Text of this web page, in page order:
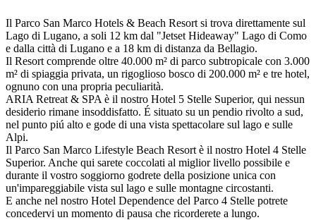
Il Parco San Marco Hotels & Beach Resort si trova direttamente sul
Lago di Lugano, a soli 12 km dal "Jetset Hideaway" Lago di Como
e dalla città di Lugano e a 18 km di distanza da Bellagio.
Il Resort comprende oltre 40.000 m² di parco subtropicale con 3.000
m² di spiaggia privata, un rigoglioso bosco di 200.000 m² e tre hotel,
ognuno con una propria peculiarità.
ARIA Retreat & SPA è il nostro Hotel 5 Stelle Superior, qui nessun
desiderio rimane insoddisfatto. É situato su un pendio rivolto a sud,
nel punto piú alto e gode di una vista spettacolare sul lago e sulle
Alpi.
Il Parco San Marco Lifestyle Beach Resort è il nostro Hotel 4 Stelle
Superior. Anche qui sarete coccolati al miglior livello possibile e
durante il vostro soggiorno godrete della posizione unica con
un'impareggiabile vista sul lago e sulle montagne circostanti.
E anche nel nostro Hotel Dependence del Parco 4 Stelle potrete
concedervi un momento di pausa che ricorderete a lungo.